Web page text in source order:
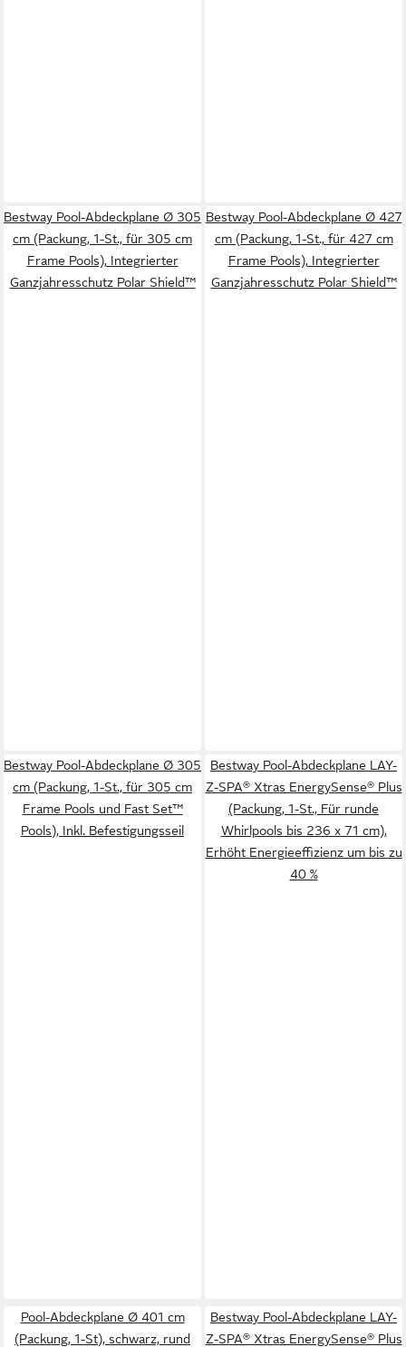
Bestway Pool-Abdeckplane Ø 305
cm (Packung, 1-St., für 305 cm
Frame Pools), Integrierter
Ganzjahresschutz Polar Shield™
Bestway Pool-Abdeckplane Ø 427
cm (Packung, 1-St., für 427 cm
Frame Pools), Integrierter
Ganzjahresschutz Polar Shield™
Bestway Pool-Abdeckplane Ø 305
cm (Packung, 1-St., für 305 cm
Frame Pools und Fast Set™
Pools), Inkl. Befestigungsseil
Bestway Pool-Abdeckplane LAY-
Z-SPA® Xtras EnergySense® Plus
(Packung, 1-St., Für runde
Whirlpools bis 236 x 71 cm),
Erhöht Energieeffizienz um bis zu
40 %
Pool-Abdeckplane Ø 401 cm
(Packung, 1-St), schwarz, rund
Bestway Pool-Abdeckplane LAY-
Z-SPA® Xtras EnergySense® Plus